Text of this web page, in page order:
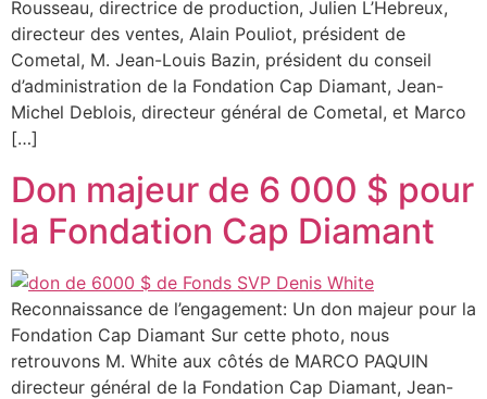
Rousseau, directrice de production, Julien L’Hebreux,
directeur des ventes, Alain Pouliot, président de
Cometal, M. Jean-Louis Bazin, président du conseil
d’administration de la Fondation Cap Diamant, Jean-
Michel Deblois, directeur général de Cometal, et Marco
[…]
Don majeur de 6 000 $ pour
la Fondation Cap Diamant
Reconnaissance de l’engagement: Un don majeur pour la
Fondation Cap Diamant Sur cette photo, nous
retrouvons M. White aux côtés de MARCO PAQUIN
directeur général de la Fondation Cap Diamant, Jean-